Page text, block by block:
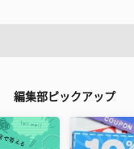
編集部ピックアップ